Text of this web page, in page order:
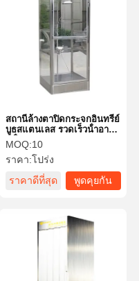
สถานีล้างตาปิดกระจกอินทรีย์
บูธสแตนเลส รวดเร็วน้ําอา
บน้ํา
MOQ:10
ราคา:โปร่ง
ราคาดีที่สุด
พูดคุยกัน